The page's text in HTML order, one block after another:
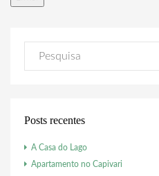
Posts recentes
A Casa do Lago
Apartamento no Capivari